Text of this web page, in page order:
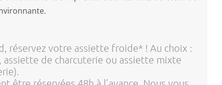
réservez votre assiette froide* ! Au choix :
de charcuterie ou assiette mixte